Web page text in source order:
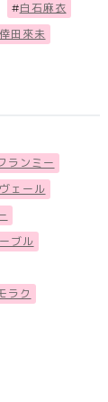
#白石麻衣
倖田來未
ランミー
ェール
ブル
ラク